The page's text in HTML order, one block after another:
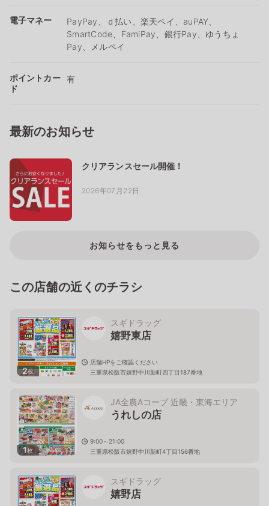
電子マネー
PayPay、ｄ払い、楽天ペイ、auPAY、
SmartCode、FamiPay、銀行Pay、ゆうちょ
Pay、メルペイ
ポイントカー
ド
有
最新のお知らせ
クリアランスセール開催！
2026年07月22日
お知らせをもっと見る
この店舗の近くのチラシ
2枚
スギドラッグ
嬉野東店
店舗HPをご確認ください
三重県松阪市嬉野中川新町四丁目187番地
1枚
JA全農Aコープ 近畿・東海エリア
うれしの店
9:00～21:00
三重県松阪市嬉野中川新町4丁目156番地
スギドラッグ
嬉野店